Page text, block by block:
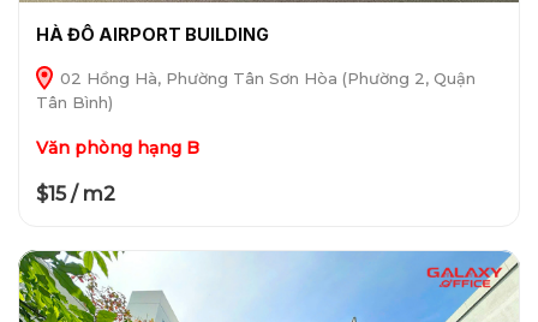
HÀ ĐÔ AIRPORT BUILDING
02 Hồng Hà, Phường Tân Sơn Hòa (Phường 2, Quận
Tân Bình)
Văn phòng hạng B
$15 / m2